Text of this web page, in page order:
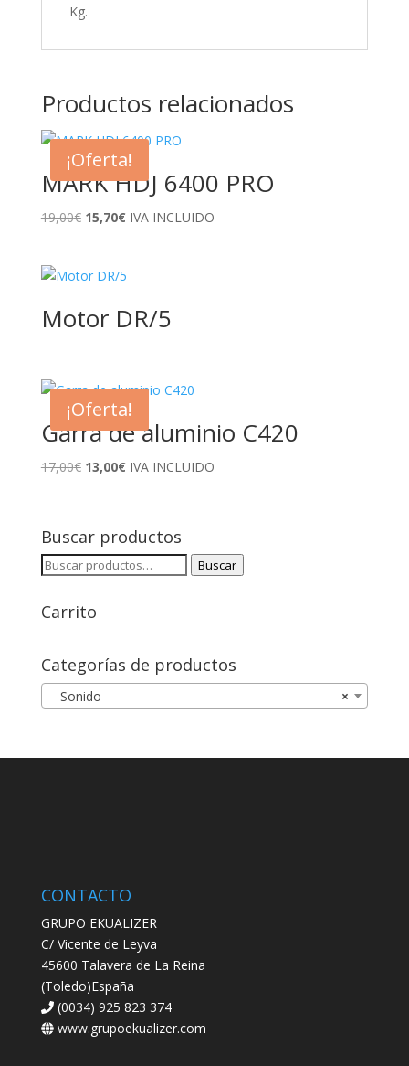
Kg.
Productos relacionados
¡Oferta!
MARK HDJ 6400 PRO
19,00€ El
era:
15,70€El
es:
IVA INCLUIDO
Motor DR/5
¡Oferta!
Garra de aluminio C420
17,00€ El
17,00€.
13,00€El
es:
13,00€.
IVA INCLUIDO
Buscar productos
Buscar
Buscar
Carrito
Categorías de productos
×
Sonido
CONTACTO
GRUPO EKUALIZER
C/ Vicente de Leyva
45600 Talavera de La Reina
(Toledo)España
(0034) 925 823 374
www.grupoekualizer.com